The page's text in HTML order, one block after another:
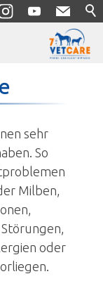
sehr
So
Milben,
oder